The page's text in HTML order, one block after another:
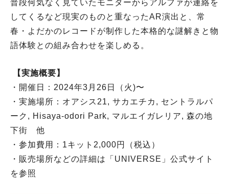
普段何気なく見ていたモニターからアルファが連絡を
してくるなど現実のものと重なったAR演出と、常
春・よだかのレコードが制作した本格的な謎解きと物
語体験との組み合わせを楽しめる。
【実施概要】
・開催日：2024年3月26日（火)〜
・実施場所：オアシス21, サカエチカ, セントラルパ
ーク, Hisaya-odori Park, マルエイガレリア, 森の地
下街 他
・参加費用：1キット2,000円（税込）
・販売場所などの詳細は「UNIVERSE」公式サイト
を参照